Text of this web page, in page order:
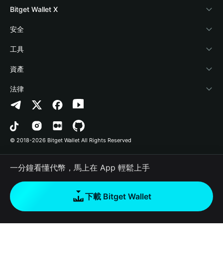
部落格
學院
加密資訊
幫助中心
‌聯繫我們
品牌資源
工作機會
Crypto Card
Stablecoin Earn
Payfi Crypto
Crypto Swap API
Altcoin Season Index
Prediction Markets
DApp
RWA
如何購買加密貨幣
Bitget Wallet X
開發者文件
連接錢包
Bitget Wallet Pay
合作上架
安全
風險保障基金
安全防護技術
工具
快捷買幣
授權檢測
合約檢測
批次轉帳
資產
Arbitrum
Avalanche
Bitcoin
Polygon
法律
隱私協議
用戶使用協議
© 2018-2026 Bitget Wallet All Rights Reserved
一分鐘看懂代幣，馬上在 App 輕鬆上手
下載 Bitget Wallet